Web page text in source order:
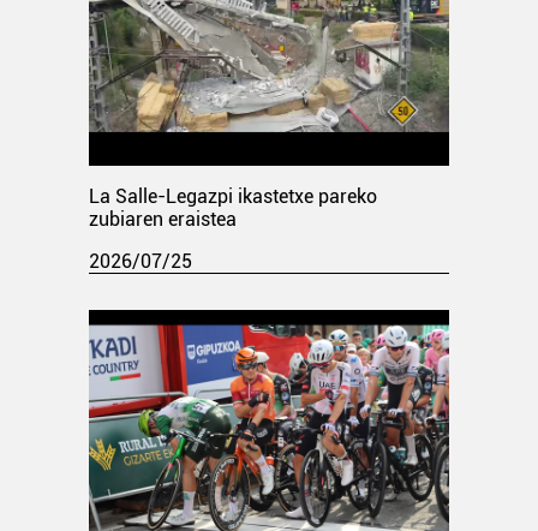
La Salle-Legazpi ikastetxe pareko
zubiaren eraistea
2026/07/25